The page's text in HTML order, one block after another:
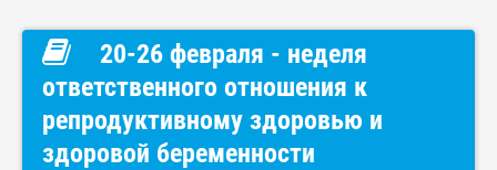
20-26 февраля - неделя
ответственного отношения к
репродуктивному здоровью и
здоровой беременности